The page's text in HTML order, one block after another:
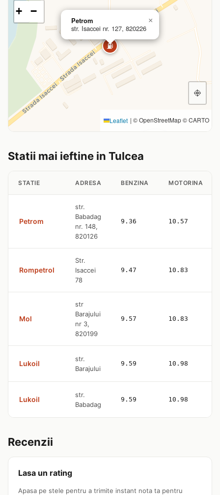
⛽
Petrom
str. Isaccei nr. 127, 820226
×
+ −
Leaflet | © OpenStreetMap © CARTO
Statii mai ieftine in Tulcea
STATIE ADRESA BENZINA MOTORINA
Petrom
str.
Babadag
nr. 148,
820126
9.36 10.57
Rompetrol
Str.
Isaccei
78
9.47 10.83
Mol
str
Barajului
nr 3,
820199
9.57 10.83
Lukoil
str.
Barajului
9.59 10.98
Lukoil
str.
Babadag
9.59 10.98
Recenzii
Lasa un rating
Apasa pe stele pentru a trimite instant nota ta pentru